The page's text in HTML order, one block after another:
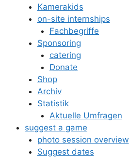
Kamerakids
on-site internships
Fachbegriffe
Sponsoring
catering
Donate
Shop
Archiv
Statistik
Aktuelle Umfragen
suggest a game
photo session overview
Suggest dates